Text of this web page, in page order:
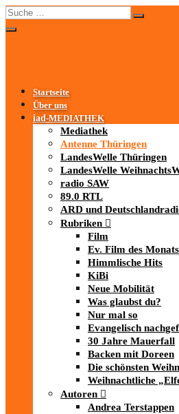
Startseite
Über uns
iad-MEDIATHEK
Mediathek
Antenne Thüringen
LandesWelle Thüringen
LandesWelle
radio SAW
89.0 RTL
ARD und
Rubriken
Film
Ev. Film des Monats
Himmlische Hits
KiBi
Neue Mobilität
Was glaubst du?
Nur mal so
Evangelisch
30 Jahre Mauerfall
Backen mit Doreen
Die schönsten
Weihnachtliche
Autoren
Andrea Terstappen